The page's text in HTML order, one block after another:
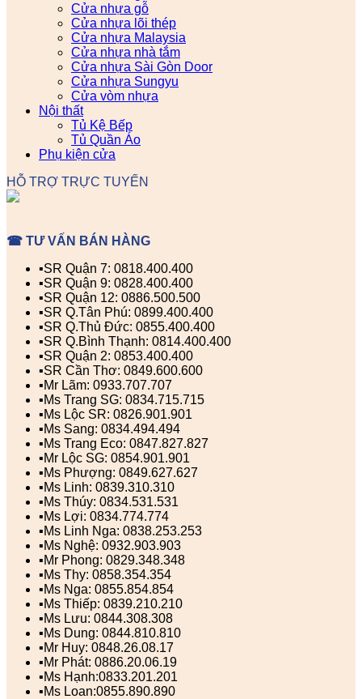
Cửa nhựa gỗ
Cửa nhựa lõi thép
Cửa nhựa Malaysia
Cửa nhựa nhà tắm
Cửa nhựa Sài Gòn Door
Cửa nhựa Sungyu
Cửa vòm nhựa
Nội thất
Tủ Kệ Bếp
Tủ Quần Áo
Phụ kiện cửa
HỖ TRỢ TRỰC TUYẾN
☎ TƯ VẤN BÁN HÀNG
▪️SR Quận 7: 0818.400.400
▪️SR Quận 9: 0828.400.400
▪️SR Quận 12: 0886.500.500
▪️SR Q.Tân Phú: 0899.400.400
▪️SR Q.Thủ Đức: 0855.400.400
▪️SR Q.Bình Thạnh: 0814.400.400
▪️SR Quận 2: 0853.400.400
▪️SR Cần Thơ: 0849.600.600
▪️Mr Lãm: 0933.707.707
▪️Ms Trang SG: 0834.715.715
▪️Ms Lộc SR: 0826.901.901
▪️Ms Sang: 0834.494.494
▪️Ms Trang Eco: 0847.827.827
▪️Mr Lộc SG: 0854.901.901
▪️Ms Phượng: 0849.627.627
▪️Ms Linh: 0839.310.310
▪️Ms Thúy: 0834.531.531
▪️Ms Lợi: 0834.774.774
▪️Ms Linh Nga: 0838.253.253
▪️Ms Nghệ: 0932.903.903
▪️Mr Phong: 0829.348.348
▪️Ms Thy: 0858.354.354
▪️Ms Nga: 0855.854.854
▪️Ms Thiếp: 0839.210.210
▪️Ms Lưu: 0844.308.308
▪️Ms Dung: 0844.810.810
▪️Mr Huy: 0848.26.08.17
▪️Mr Phát: 0886.20.06.19
▪️Ms Hạnh:0833.201.201
▪️Ms Loan:0855.890.890